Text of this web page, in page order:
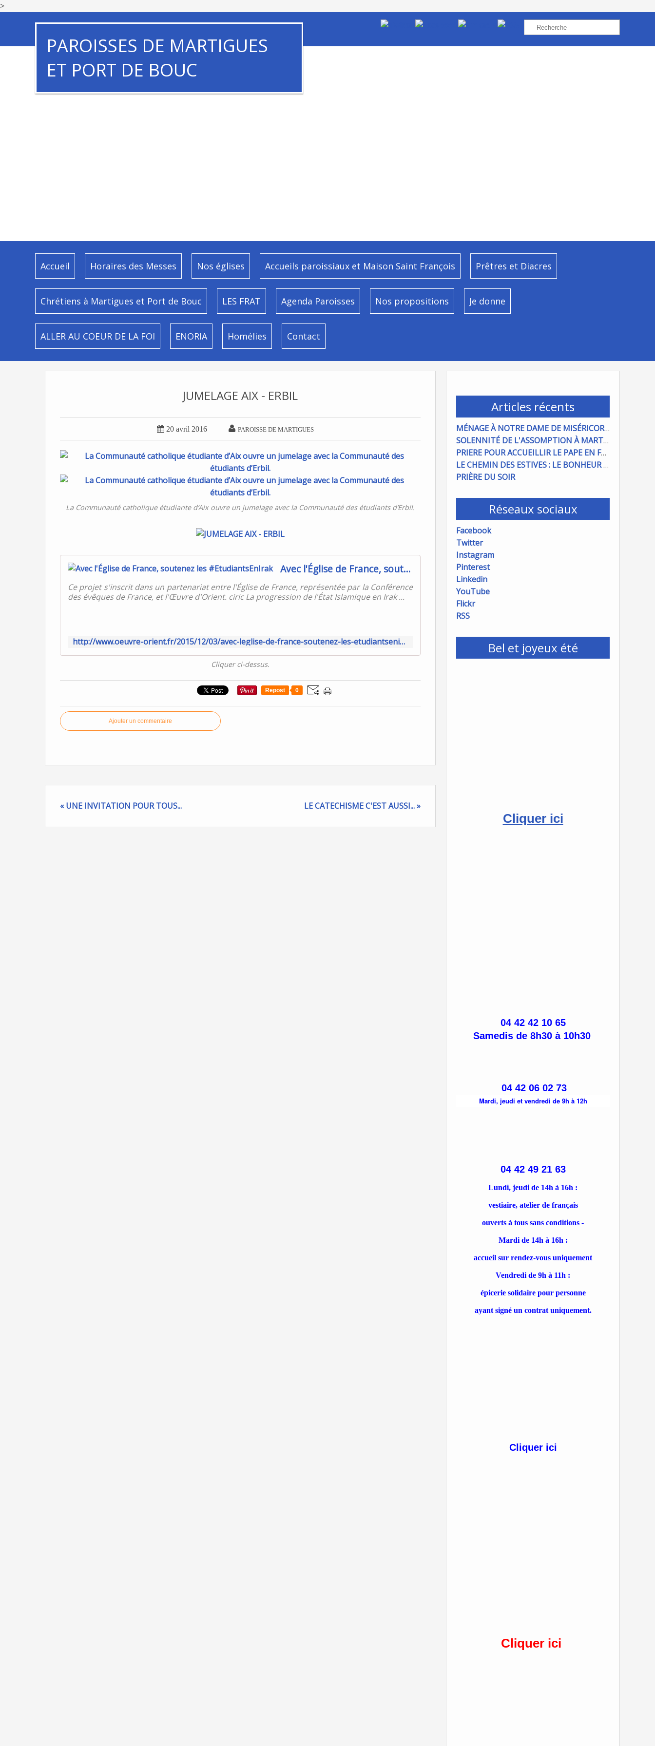
>
PAROISSES DE MARTIGUES
ET PORT DE BOUC
Accueil Horaires des Messes Nos églises Accueils paroissiaux et Maison Saint François Prêtres et Diacres
Chrétiens à Martigues et Port de Bouc LES FRAT Agenda Paroisses Nos propositions Je donne
ALLER AU COEUR DE LA FOI ENORIA Homélies Contact
Articles récents
MÉNAGE À NOTRE DAME DE MISÉRICORDE : ON COMPTE SUR VOUS !
SOLENNITÉ DE L'ASSOMPTION À MARTIGUES ET PORT DE BOUC
PRIERE POUR ACCUEILLIR LE PAPE EN FRANCE
LE CHEMIN DES ESTIVES : LE BONHEUR À PORTÉE DE MAIN
PRIÈRE DU SOIR
Réseaux sociaux
Facebook
Twitter
Instagram
Pinterest
Linkedin
YouTube
Flickr
RSS
Bel et joyeux été
Cliquer ici
04 42 42 10 65
Samedis de 8h30 à 10h30
04 42 06 02 73
Mardi, jeudi et vendredi de 9h à 12h
04 42 49 21 63
Lundi, jeudi de 14h à 16h :
vestiaire, atelier de français
ouverts à tous sans conditions -
Mardi de 14h à 16h :
accueil sur rendez-vous uniquement
Vendredi de 9h à 11h :
épicerie solidaire pour personne
ayant signé un contrat uniquement.
Cliquer ici
Cliquer ici
JUMELAGE AIX - ERBIL
 20 avril 2016  PAROISSE DE MARTIGUES
La Communauté catholique étudiante d’Aix ouvre un jumelage avec la Communauté des étudiants d’Erbil.
Avec l'Église de France, soutenez les #EtudiantsEnIrak
Ce projet s'inscrit dans un partenariat entre l'Église de France, représentée par la Conférence
des évêques de France, et l'Œuvre d'Orient. ciric La progression de l'État Islamique en Irak ...
http://www.oeuvre-orient.fr/2015/12/03/avec-leglise-de-france-soutenez-les-etudiantsenirak/
Cliquer ci-dessus.
Repost 0
Ajouter un commentaire
« UNE INVITATION POUR TOUS... LE CATECHISME C'EST AUSSI... »